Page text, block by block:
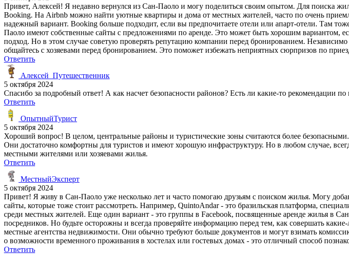
Привет, Алексей! Я недавно вернулся из Сан-Паоло и могу поделиться своим опытом. Для поиска
Booking. На Airbnb можно найти уютные квартиры и дома от местных жителей, часто по очень
надежный вариант. Booking больше подходит, если вы предпочитаете отели или апарт-отели. Там
Паоло имеют собственные сайты с предложениями по аренде. Это может быть хорошим вариантом,
подход. Но в этом случае советую проверять репутацию компании перед бронированием.
общайтесь с хозяевами перед бронированием. Это поможет избежать неприятных сюрпризов по
Ответить
Алексей_Путешественник
5 октября 2024
Спасибо за подробный ответ! А как насчет безопасности районов? Есть ли какие-то рекомендации
Ответить
ОпытныйТурист
5 октября 2024
Хороший вопрос! В целом, центральные районы и туристические зоны считаются более
Они достаточно комфортны для туристов и имеют хорошую инфраструктуру. Но в любом случае,
местными жителями или хозяевами жилья.
Ответить
МестныйЭксперт
5 октября 2024
Привет! Я живу в Сан-Паоло уже несколько лет и часто помогаю друзьям с поиском жилья. Могу
сайты, которые тоже стоит рассмотреть. Например, QuintoAndar - это бразильская платформа,
среди местных жителей. Еще один вариант - это группы в Facebook, посвященные аренде жилья в
посредников. Но будьте осторожны и всегда проверяйте информацию перед тем, как совершать
местные агентства недвижимости. Они обычно требуют больше документов и могут взимать
о возможности временного проживания в хостелах или гостевых домах - это отличный способ
Ответить